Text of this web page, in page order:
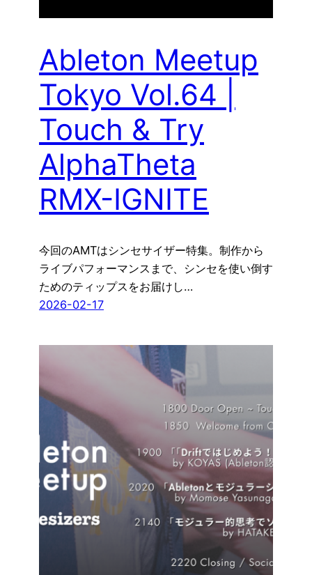
Ableton Meetup
Tokyo Vol.64 |
Touch & Try
AlphaTheta
RMX-IGNITE
今回のAMTはシンセサイザー特集。制作から
ライブパフォーマンスまで、シンセを使い倒す
ためのティップスをお届けし…
2026-02-17